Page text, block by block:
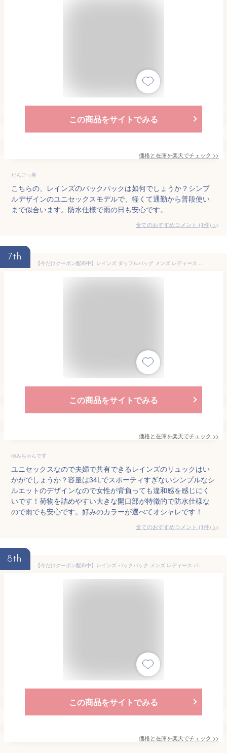
この商品をサイトでみる
価格と在庫を楽天でチェック >>
だんごっ鼻
こちらの、レインズのバックパックは如何でしょうか？シンプ
ルデザインのユニセックスモデルで、軽くて通勤から普段使い
まで似合います。防水仕様で雨の日も安心です。
全てのおすすめコメント (1件) >
7th
【今だけクーポン配布中】レインズ ダッフルバッグ メンズ レディース ダッフルバッグ スモール RAINS DUFFEL BAG SMALL 13360 ユニセックス 34L カバン リュックサック バックパック ブランド シンプル 旅行 アウトドア ロゴ カジュアル ジム 運動 部活 プレゼント
この商品をサイトでみる
価格と在庫を楽天でチェック >>
ゆみちゃんです
ユニセックスなので夫婦で共有できるレインズのリュックはい
かがでしょうか？容量は34Lでスポーティすぎないシンプルなシ
ルエットのデザインなので女性が背負っても違和感を感じにく
いです！荷物を詰めやすい大きな開口部が特徴的で防水仕様な
ので雨でも安心です。好みのカラーが選べてオシャレです！
全てのおすすめコメント (1件) >
8th
【今だけクーポン配布中】レインズ バックパック メンズ レディース バックパック ミニ RAINS BACKPACK MINI 12800 ユニセックス 9L カバン リュック ブランド シンプル ロゴ カジュアル 通勤 通学 プレゼント 防水 雨 梅雨 おでかけ 人気 ブラック 黒 グレー
この商品をサイトでみる
価格と在庫を楽天でチェック >>